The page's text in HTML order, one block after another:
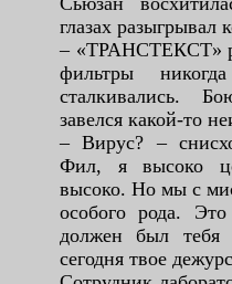
глазах разыгрывал
– «ТРАНСТЕКСТ»
фильтры
сталкивались.
завелся какой-то
– Вирус? –
Фил, я высоко
высоко. Но мы с
особого рода.
должен был тебя
сегодня твое